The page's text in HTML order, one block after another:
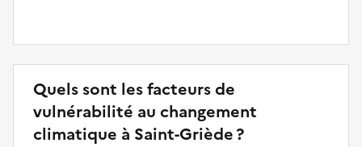
Quels sont les facteurs de
vulnérabilité au changement
climatique à Saint-Griède ?